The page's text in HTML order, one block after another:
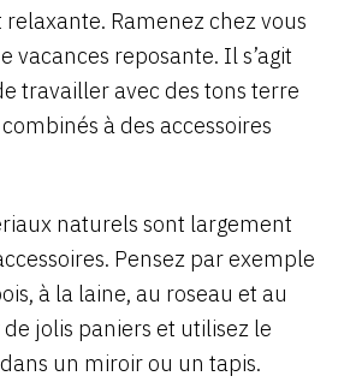
Ramenez chez vous
vacances reposante. Il s’agit
travailler avec des tons terre
à des accessoires
naturels sont largement
Pensez par exemple
à la laine, au roseau et au
jolis paniers et utilisez le
un miroir ou un tapis.